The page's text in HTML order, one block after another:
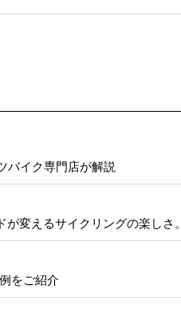
バイク専門店が解説
変えるサイクリングの楽しさ。
をご紹介